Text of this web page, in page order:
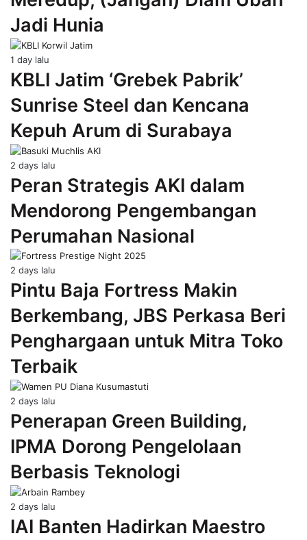
Jadi Hunia
1 day lalu
KBLI Jatim ‘Grebek Pabrik’
Sunrise Steel dan Kencana
Kepuh Arum di Surabaya
2 days lalu
Peran Strategis AKI dalam
Mendorong Pengembangan
Perumahan Nasional
2 days lalu
Pintu Baja Fortress Makin
Berkembang, JBS Perkasa Beri
Penghargaan untuk Mitra Toko
Terbaik
2 days lalu
Penerapan Green Building,
IPMA Dorong Pengelolaan
Berbasis Teknologi
2 days lalu
IAI Banten Hadirkan Maestro